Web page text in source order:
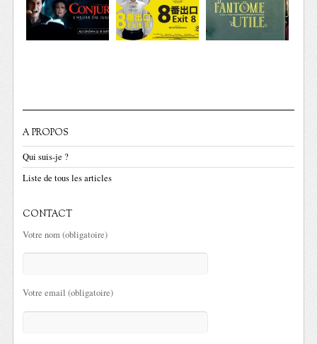
A PROPOS
Qui suis-je ?
Liste de tous les articles
CONTACT
Votre nom (obligatoire)
Votre email (obligatoire)